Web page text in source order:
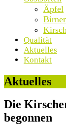
Äpfel
Qualität
Aktuelles
Kontakt
Open
Mobile
Aktuelles
Die
begonnen